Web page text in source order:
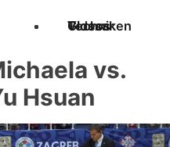
Techniken
Videos
Glossar
vs.
Hsuan